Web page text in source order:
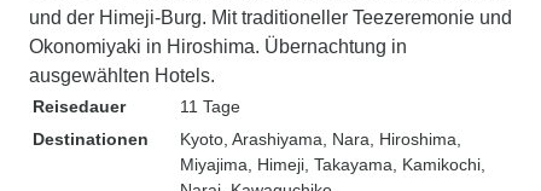
und der Himeji-Burg. Mit traditioneller Teezeremonie und
Okonomiyaki in Hiroshima. Übernachtung in
ausgewählten Hotels.
Reisedauer
11 Tage
Destinationen
Kyoto , Arashiyama , Nara , Hiroshima
Miyajima , Himeji , Takayama , Kamikochi